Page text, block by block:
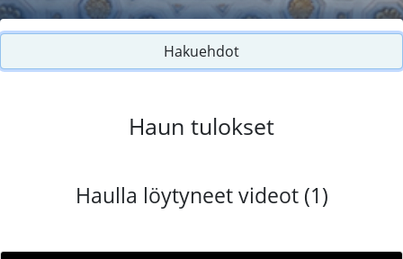
Hakuehdot
Haun tulokset
Haulla löytyneet videot (1)